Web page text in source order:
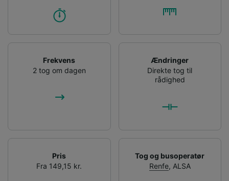
Frekvens
2 tog om dagen
Ændringer
Direkte tog til
rådighed
Pris
Fra 149,15 kr.
Tog og busoperatør
Renfe, ALSA